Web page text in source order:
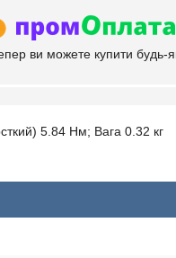
ви можете купити
5.84 Нм; Вага 0.32 кг